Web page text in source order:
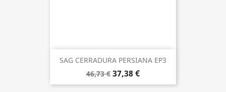
SAG CERRADURA PERSIANA EP3
46,73 € 37,38 €